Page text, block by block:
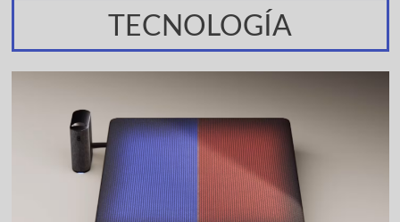
TECNOLOGÍA